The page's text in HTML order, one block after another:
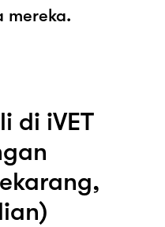
mereka.
di iVET